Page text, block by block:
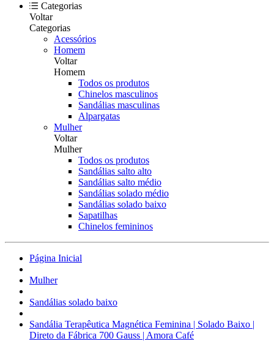
Categorias
Voltar
Categorias
Acessórios
Homem
Voltar
Homem
Todos os produtos
Chinelos masculinos
Sandálias masculinas
Alpargatas
Mulher
Voltar
Mulher
Todos os produtos
Sandálias salto alto
Sandálias salto médio
Sandálias solado médio
Sandálias solado baixo
Sapatilhas
Chinelos femininos
Página Inicial
Mulher
Sandálias solado baixo
Sandália Terapêutica Magnética Feminina | Solado Baixo |
Direto da Fábrica 700 Gauss | Amora Café